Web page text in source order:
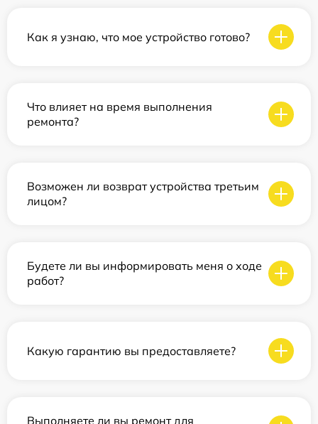
Как я узнаю, что мое устройство готово?
Что влияет на время выполнения
ремонта?
Возможен ли возврат устройства третьим
лицом?
Будете ли вы информировать меня о ходе
работ?
Какую гарантию вы предоставляете?
Выполняете ли вы ремонт для